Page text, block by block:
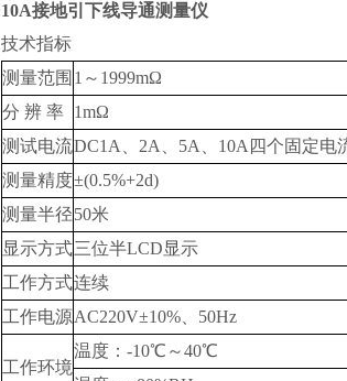
10A接地引下线导通测量仪
技术指标
测量范围 1～1999mΩ
分 辨 率 1mΩ
测试电流DC1A、2A、5A、10A四个固定电
测量精度±(0.5%+2d)
测量半径50米
显示方式三位半LCD显示
工作方式连续
工作电源AC220V±10%、50Hz
工作环境
温度：-10℃～40℃